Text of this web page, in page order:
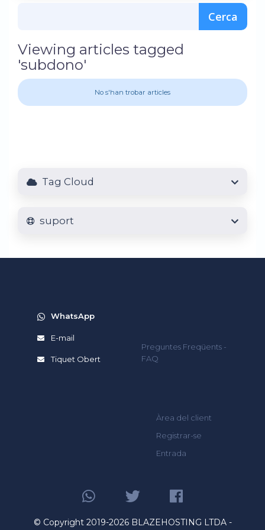
Viewing articles tagged
'subdono'
No s'han trobar articles
Tag Cloud
suport
WhatsApp
E-mail
Tiquet Obert
Preguntes Freqüents -
FAQ
Àrea del client
Registrar-se
Entrada
© Copyright 2019-2026 BLAZEHOSTING LTDA -